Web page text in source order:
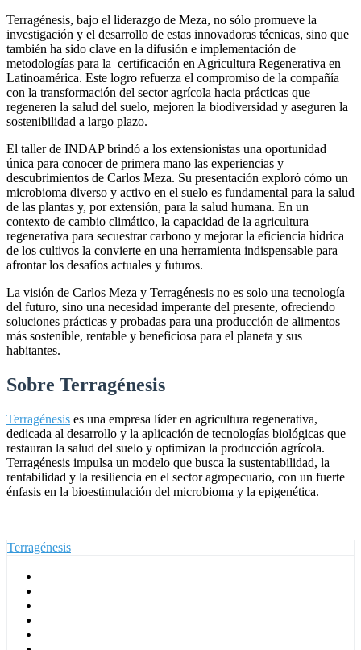
Terragénesis, bajo el liderazgo de Meza, no sólo promueve la
investigación y el desarrollo de estas innovadoras técnicas, sino que
también ha sido clave en la difusión e implementación de
metodologías para la certificación en Agricultura Regenerativa en
Latinoamérica. Este logro refuerza el compromiso de la compañía
con la transformación del sector agrícola hacia prácticas que
regeneren la salud del suelo, mejoren la biodiversidad y aseguren la
sostenibilidad a largo plazo.
El taller de INDAP brindó a los extensionistas una oportunidad
única para conocer de primera mano las experiencias y
descubrimientos de Carlos Meza. Su presentación exploró cómo un
microbioma diverso y activo en el suelo es fundamental para la salud
de las plantas y, por extensión, para la salud humana. En un
contexto de cambio climático, la capacidad de la agricultura
regenerativa para secuestrar carbono y mejorar la eficiencia hídrica
de los cultivos la convierte en una herramienta indispensable para
afrontar los desafíos actuales y futuros.
La visión de Carlos Meza y Terragénesis no es solo una tecnología
del futuro, sino una necesidad imperante del presente, ofreciendo
soluciones prácticas y probadas para una producción de alimentos
más sostenible, rentable y beneficiosa para el planeta y sus
habitantes.
Sobre Terragénesis
Terragénesis es una empresa líder en agricultura regenerativa,
dedicada al desarrollo y la aplicación de tecnologías biológicas que
restauran la salud del suelo y optimizan la producción agrícola.
Terragénesis impulsa un modelo que busca la sustentabilidad, la
rentabilidad y la resiliencia en el sector agropecuario, con un fuerte
énfasis en la bioestimulación del microbioma y la epigenética.
Terragénesis